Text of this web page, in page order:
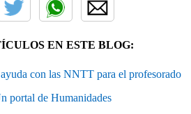
EN ESTE BLOG:
con las NNTT para el profesorado
portal de Humanidades